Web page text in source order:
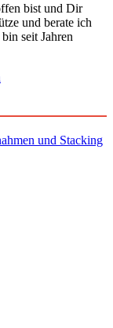
bist und Dir
und berate ich
seit Jahren
und Stacking